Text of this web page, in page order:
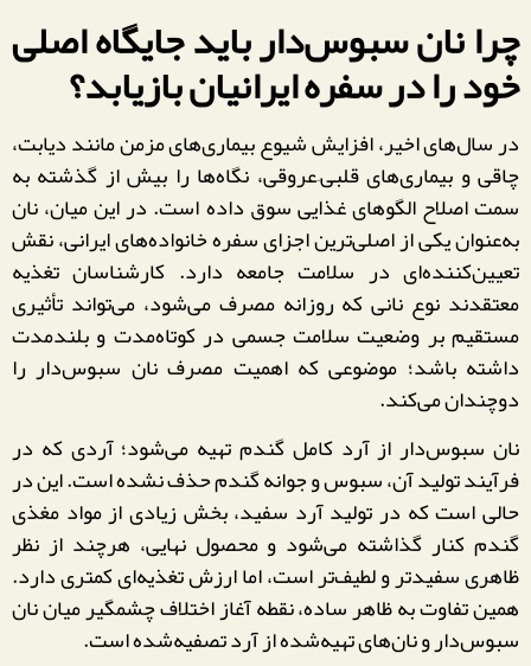
چرا نان سبوس‌دار باید جایگاه اصلی
خود را در سفره ایرانیان بازیابد؟
در سال‌های اخیر، افزایش شیوع بیماری‌های مزمن مانند دیابت،
چاقی و بیماری‌های قلبی–عروقی، نگاه‌ها را بیش از گذشته به
سمت اصلاح الگوهای غذایی سوق داده است. در این میان، نان
به‌عنوان یکی از اصلی‌ترین اجزای سفره خانواده‌های ایرانی، نقش
تعیین‌کننده‌ای در سلامت جامعه دارد. کارشناسان تغذیه
معتقدند نوع نانی که روزانه مصرف می‌شود، می‌تواند تأثیری
مستقیم بر وضعیت سلامت جسمی در کوتاه‌مدت و بلندمدت
داشته باشد؛ موضوعی که اهمیت مصرف نان سبوس‌دار را
دوچندان می‌کند.
نان سبوس‌دار از آرد کامل گندم تهیه می‌شود؛ آردی که در
فرآیند تولید آن، سبوس و جوانه گندم حذف نشده است. این در
حالی است که در تولید آرد سفید، بخش زیادی از مواد مغذی
گندم کنار گذاشته می‌شود و محصول نهایی، هرچند از نظر
ظاهری سفیدتر و لطیف‌تر است، اما ارزش تغذیه‌ای کمتری دارد.
همین تفاوت به ظاهر ساده، نقطه آغاز اختلاف چشمگیر میان نان
سبوس‌دار و نان‌های تهیه‌شده از آرد تصفیه‌شده است.